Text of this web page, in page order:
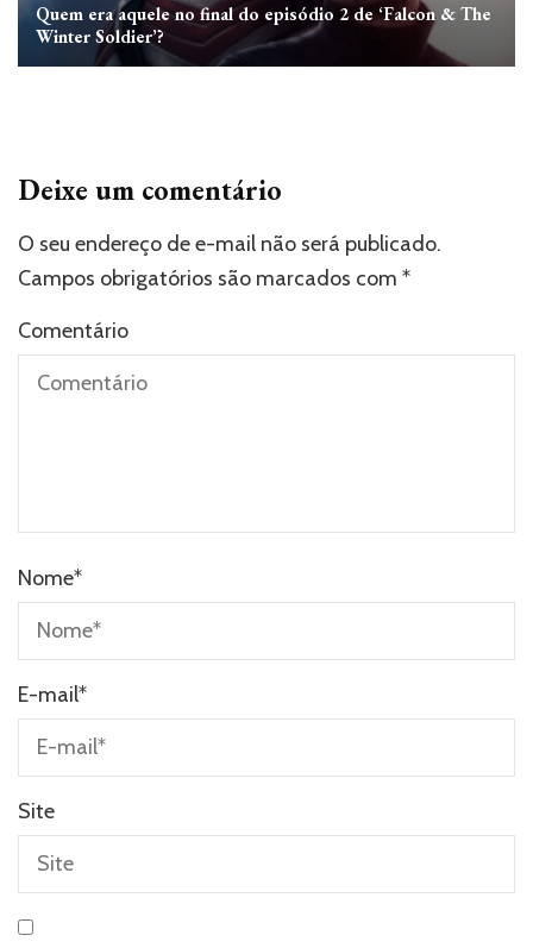
Quem era aquele no final do episódio 2 de ‘Falcon & The
Winter Soldier’?
Deixe um comentário
O seu endereço de e-mail não será publicado.
Campos obrigatórios são marcados com *
Comentário
Nome*
E-mail*
Site